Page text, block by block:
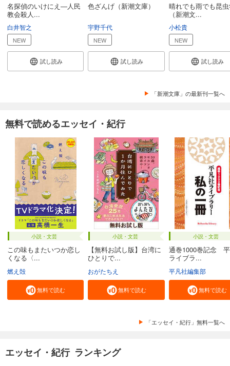
名探偵のいけにえ―人民
教会殺人...
白井智之
NEW
試し読み
色ざんげ（新潮文庫）
宇野千代
NEW
試し読み
晴れでも雨でも昆
（新潮文...
小松貴
NEW
試し読み
「新潮文庫」の最新刊一覧へ
無料で読めるエッセイ・紀行
小説・文芸
この味もまたいつか恋し
くなる〈...
燃え殻
無料で読む
小説・文芸
【無料お試し版】台湾に
ひとりで...
おがたちえ
無料で読む
小説・文芸
通巻1000巻記念
ライブラ...
平凡社編集部
無料で読む
「エッセイ・紀行」無料一覧へ
エッセイ・紀行 ランキング